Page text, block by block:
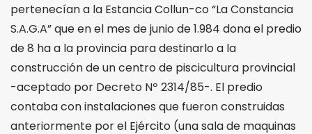
pertenecían a la Estancia Collun-co “La Constancia
S.A.G.A” que en el mes de junio de 1.984 dona el predio
de 8 ha a la provincia para destinarlo a la
construcción de un centro de piscicultura provincial
-aceptado por Decreto Nº 2314/85-. El predio
contaba con instalaciones que fueron construidas
anteriormente por el Ejército (una sala de maquinas